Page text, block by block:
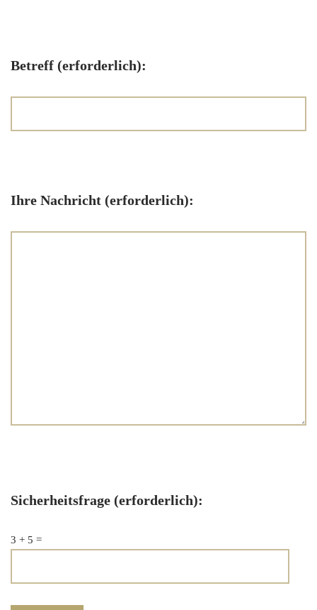
Betreff (erforderlich):
Ihre Nachricht (erforderlich):
Sicherheitsfrage (erforderlich):
3 + 5 =